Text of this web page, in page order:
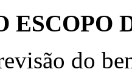
ESCOPO
do